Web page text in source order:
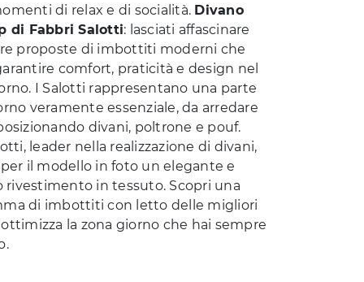
di relax e di socialità. Divano
di Fabbri Salotti: lasciati affascinare
proposte di imbottiti moderni che
comfort, praticità e design nel
I Salotti rappresentano una parte
veramente essenziale, da arredare
divani, poltrone e pouf.
leader nella realizzazione di divani,
il modello in foto un elegante e
rivestimento in tessuto. Scopri una
di imbottiti con letto delle migliori
la zona giorno che hai sempre